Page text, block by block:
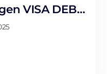
VISA DEBIT
1. Mai 2025.